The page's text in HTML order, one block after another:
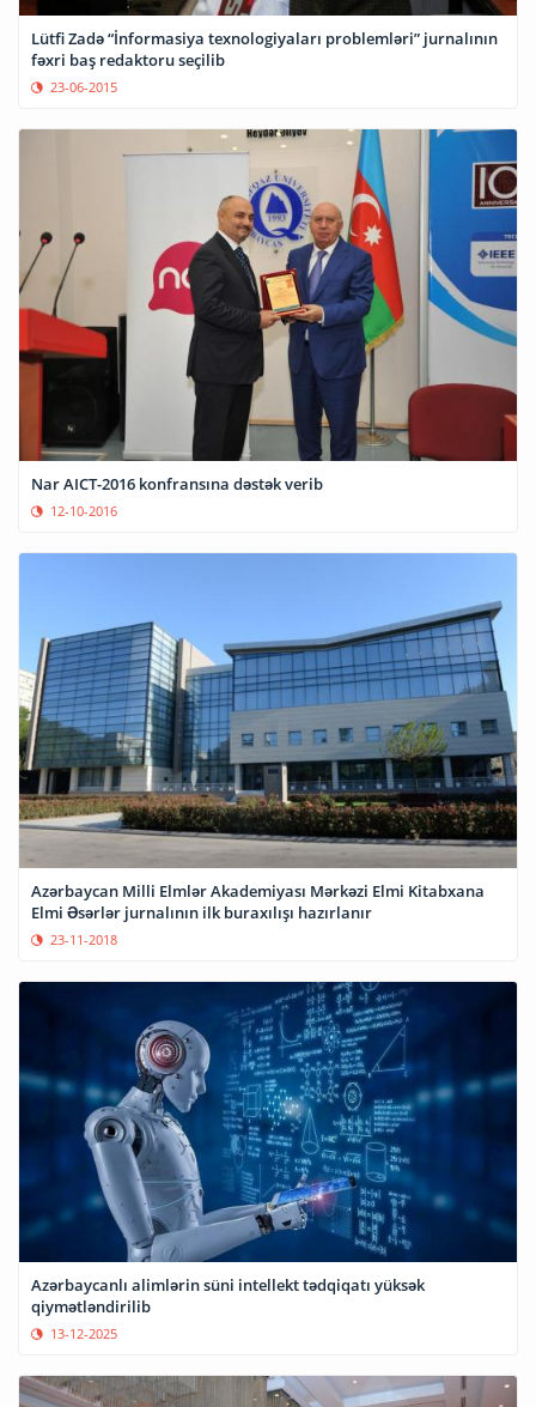
Lütfi Zadə “İnformasiya texnologiyaları problemləri” jurnalının
fəxri baş redaktoru seçilib
23-06-2015
Nar AICT-2016 konfransına dəstək verib
12-10-2016
Azərbaycan Milli Elmlər Akademiyası Mərkəzi Elmi Kitabxana
Elmi Əsərlər jurnalının ilk buraxılışı hazırlanır
23-11-2018
Azərbaycanlı alimlərin süni intellekt tədqiqatı yüksək
qiymətləndirilib
13-12-2025